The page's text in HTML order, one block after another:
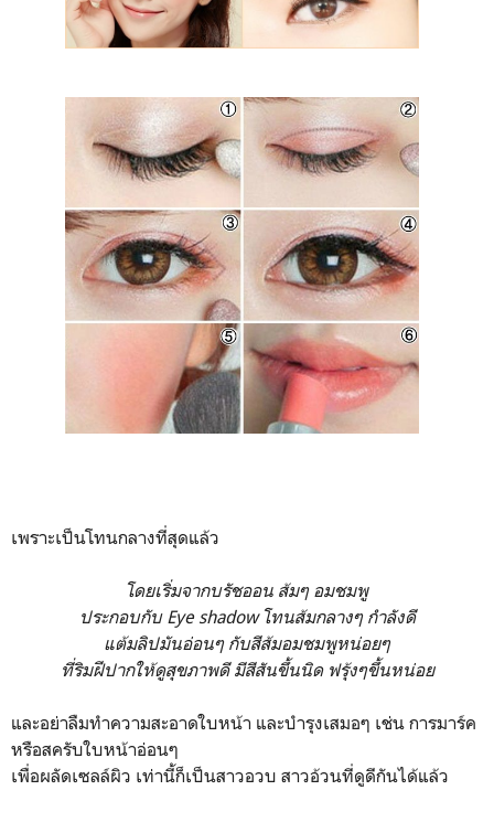
เพราะเป็นโทนกลางที่สุดแล้ว
โดยเริ่มจากบรัชออน ส้มๆ อมชมพู
ประกอบกับ Eye shadow โทนส้มกลางๆ กำลังดี
แต้มลิปมันอ่อนๆ กับสีส้มอมชมพูหน่อยๆ
ที่ริมฝีปากให้ดูสุขภาพดี มีสีสันขึ้นนิด ฟรุ้งๆขึ้นหน่อย
และอย่าลืมทำความสะอาดใบหน้า และบำรุงเสมอๆ เช่น การมาร์ค
หรือสครับใบหน้าอ่อนๆ
เพื่อผลัดเซลล์ผิว เท่านี้ก็เป็นสาวอวบ สาวอ้วนที่ดูดีกันได้แล้ว